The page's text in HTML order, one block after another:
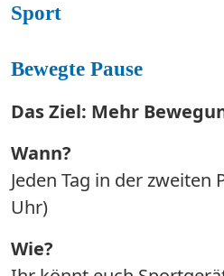
Sport
Bewegte Pause
Das Ziel: Mehr
Wann?
Jeden Tag in der zweiten
Uhr)
Wie?